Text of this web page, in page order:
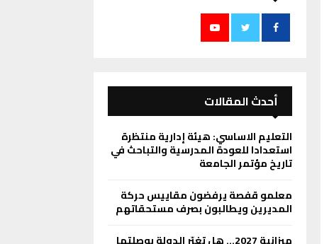
أحدث المقالات
التعليم الاساسي: هيئة إدارية منتظرة
استعدادا للعودة المدرسية والتباحث في
تاريخ مؤتمر الجامعة
معلمو قفصة يرفضون مقاييس حركة
المديرين ويطالبون بصرف مستحقاتهم